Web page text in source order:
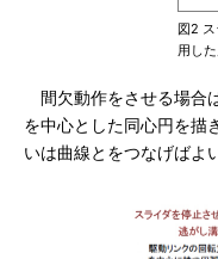
図2
用し
間欠動作をさせる場合
を中心とした同心円を描
いは曲線とをつなげばよ